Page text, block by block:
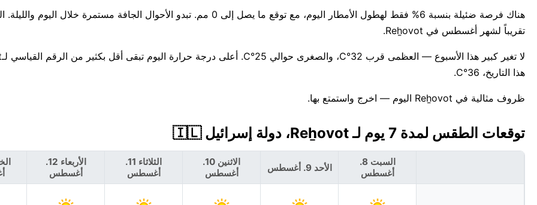
هناك فرصة ضئيلة بنسبة 6% فقط لهطول الأمطار اليوم، مع توقع ما يصل إلى 0 مم. تبدو الأحوال الجافة مستمرة خلال
تقريباً لشهر أغسطس في Reẖovot.
هذا التاريخ، 36°C.
ظروف مثالية في Reẖovot اليوم — اخرج واستمتع بها.
توقعات الطقس لمدة 7 يوم لـ Reẖovot، دولة إسرائيل 🇮🇱
السبت 8.
أغسطس
الأحد 9. أغسطس
الاثنين 10.
أغسطس
الثلاثاء 11.
أغسطس
الأربعاء 12.
أغسطس